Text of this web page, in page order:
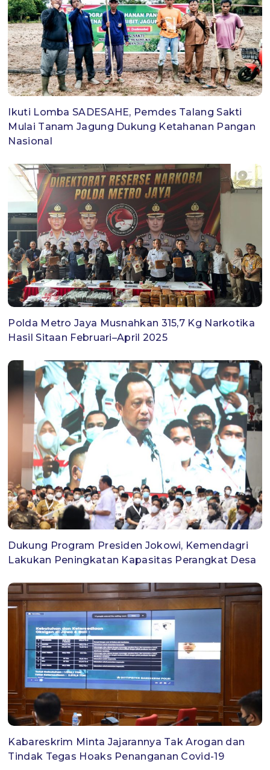
Ikuti Lomba SADESAHE, Pemdes Talang Sakti
Mulai Tanam Jagung Dukung Ketahanan Pangan
Nasional
Polda Metro Jaya Musnahkan 315,7 Kg Narkotika
Hasil Sitaan Februari–April 2025
Dukung Program Presiden Jokowi, Kemendagri
Lakukan Peningkatan Kapasitas Perangkat Desa
Kabareskrim Minta Jajarannya Tak Arogan dan
Tindak Tegas Hoaks Penanganan Covid-19